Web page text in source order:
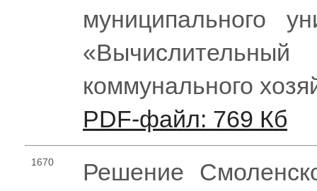
муниципального
коммунального
PDF-файл: 769 Кб
1670
Решение